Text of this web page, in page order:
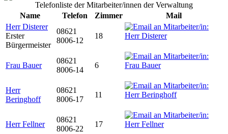
Telefonliste der Mitarbeiter/innen der Verwaltung
Name
Telefon Zimmer
Mail
Herr Disterer
Erster
Bürgermeister
08621
8006-12
18
Frau Bauer
08621
8006-14
6
Herr
Beringhoff
08621
8006-17
11
Herr Fellner
08621
8006-22
17